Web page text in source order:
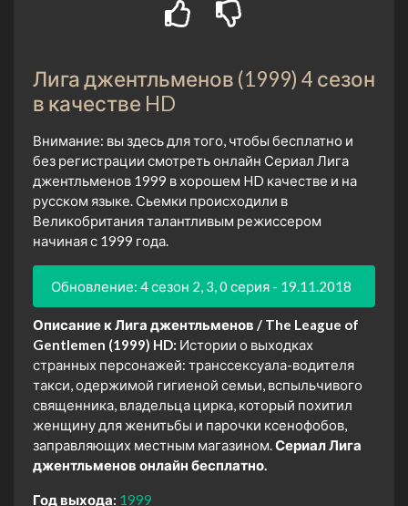
Лига джентльменов (1999) 4 сезон
в качестве HD
Внимание: вы здесь для того, чтобы бесплатно и
без регистрации смотреть онлайн Сериал Лига
джентльменов 1999 в хорошем HD качестве и на
русском языке. Сьемки происходили в
Великобритания талантливым режиссером
начиная с 1999 года.
Обновление: 4 сезон 2, 3, 0 серия - 19.11.2018
Описание к Лига джентльменов / The League of
Gentlemen (1999) HD: Истории о выходках
странных персонажей: транссексуала-водителя
такси, одержимой гигиеной семьи, вспыльчивого
священника, владельца цирка, который похитил
женщину для женитьбы и парочки ксенофобов,
заправляющих местным магазином. Сериал Лига
джентльменов онлайн бесплатно.
Год выхода: 1999